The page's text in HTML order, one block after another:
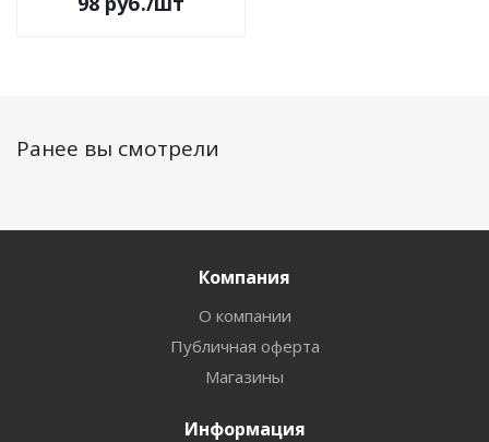
Ранее вы смотрели
Компания
О компании
Публичная оферта
Магазины
Информация